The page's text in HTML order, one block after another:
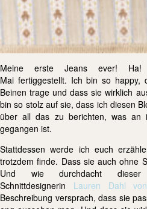
Meine erste Jeans ever!
Mai fertiggestellt. Ich bin so happy,
Beinen trage und dass sie wirklich
bin so stolz auf sie, dass ich diesen
über all das zu berichten, was an
gegangen ist.
Stattdessen werde ich euch
trotzdem finde. Dass sie auch ohne
Und wie durchdacht
Schnittdesignerin Lauren Dahl
Beschreibung versprach, dass sie